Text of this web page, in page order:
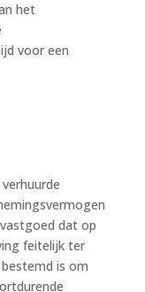
het
voor een
dat op
feitelijk ter
is om